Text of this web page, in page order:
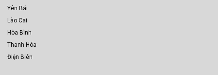
Yên Bái
Lào Cai
Hòa Bình
Thanh Hóa
Điện Biên